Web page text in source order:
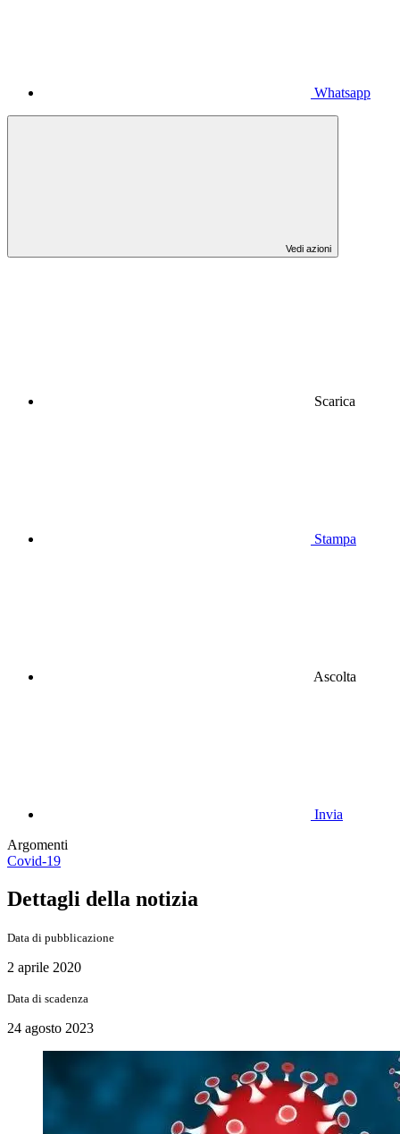
Whatsapp
Vedi azioni
Scarica
Stampa
Ascolta
Invia
Argomenti
Covid-19
Dettagli della notizia
Data di pubblicazione
2 aprile 2020
Data di scadenza
24 agosto 2023